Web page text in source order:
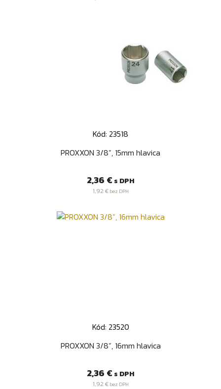
Kód: 23518
PROXXON 3/8”, 15mm hlavica
Cena
2,36 € s DPH
1,92 €bez DPH
Kód: 23520
PROXXON 3/8”, 16mm hlavica
Cena
2,36 € s DPH
1,92 €bez DPH